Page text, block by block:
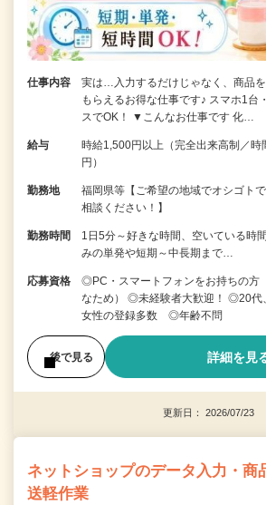
仕事内容
実は…入力するだけじゃなく、商品
もらえるお得な仕事です♪ スマホ1台
スでOK！ ▼こんなお仕事です 化…
給与
時給1,500円以上（完全出来高制／
円）
勤務地
福岡県等【ご希望の地域でオシゴト
相談ください！】
勤務時間
1日5分～好きな時間、空いている時
みの単発や短期～中長期まで…
応募資格
◎PC・スマートフォンをお持ちの方
なため） ◎未経験者大歓迎！ ◎20代
女性の登録多数 ◎年齢不問
後で見る 詳細を見
更新日： 2026/07/23
ネットショップのデータ入力・商
送軽作業